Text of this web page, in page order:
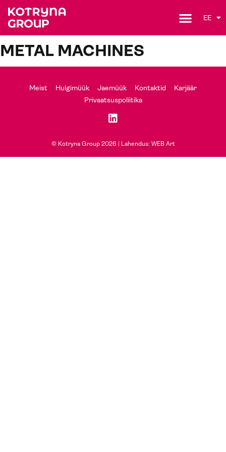
EE
METAL MACHINES
Meist Hulgimüük Jaemüük Kontaktid
Karjäär
Privaatsuspoliitika
© Kotryna Group 2026 | Lahendus: WEB Art